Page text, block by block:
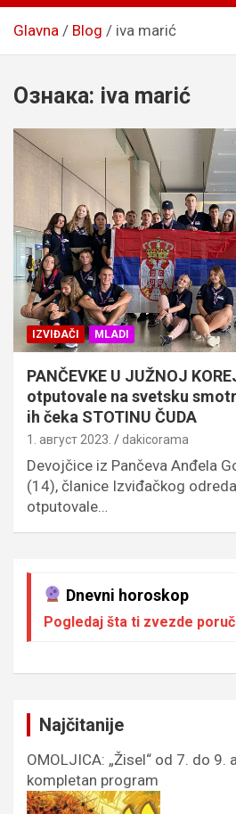
Glavna Blog iva marić
Ознака: iva marić
IZVIĐAČI MLADI
PANČEVKE U JUŽNOJ
otputovale na svetsku
ih čeka STOTINU ČUDA
1. август 2023. dakicorama
Devojčice iz Pančeva Anđela
(14), članice Izviđačkog odreda
otputovale…
Dnevni horoskop
Pogledaj šta ti zvezde
Najčitanije
OMOLJICA: „Žisel“ od 7. do
kompletan program